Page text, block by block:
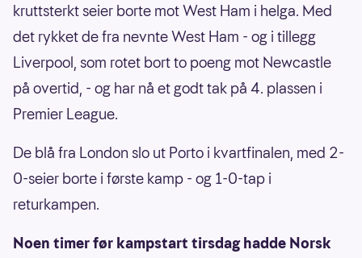
kruttsterkt seier borte mot West Ham i helga. Med
det rykket de fra nevnte West Ham - og i tillegg
Liverpool, som rotet bort to poeng mot Newcastle
på overtid, - og har nå et godt tak på 4. plassen i
Premier League.
De blå fra London slo ut Porto i kvartfinalen, med 2-
0-seier borte i første kamp - og 1-0-tap i
returkampen.
Noen timer før kampstart tirsdag hadde Norsk